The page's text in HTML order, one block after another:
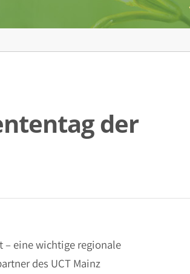
der
– eine wichtige regionale
des UCT Mainz